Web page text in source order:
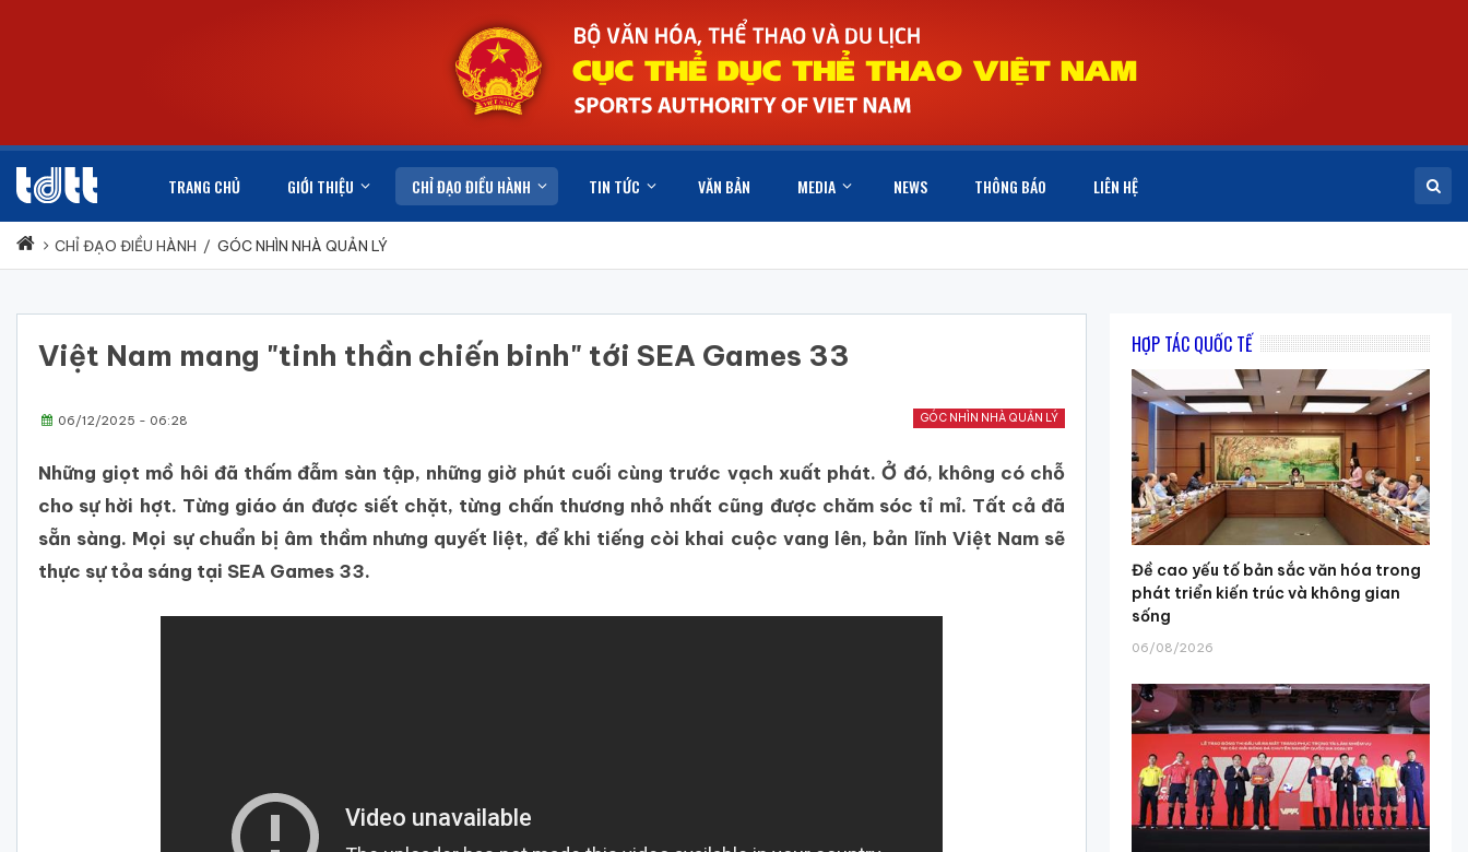
TRANG CHỦ GIỚI THIỆU CHỈ ĐẠO ĐIỀU HÀNH TIN TỨC VĂN BẢN MEDIA NEWS THÔNG BÁO LIÊN HỆ
CHỈ ĐẠO ĐIỀU HÀNH / GÓC NHÌN NHÀ QUẢN LÝ
Việt Nam mang "tinh thần chiến binh" tới SEA Games 33
GÓC NHÌN NHÀ QUẢN LÝ
06/12/2025 - 06:28
Những giọt mồ hôi đã thấm đẫm sàn tập, những giờ phút cuối cùng trước vạch xuất phát. Ở đó, không có chỗ
cho sự hời hợt. Từng giáo án được siết chặt, từng chấn thương nhỏ nhất cũng được chăm sóc tỉ mỉ. Tất cả đã
sẵn sàng. Mọi sự chuẩn bị âm thầm nhưng quyết liệt, để khi tiếng còi khai cuộc vang lên, bản lĩnh Việt Nam sẽ
thực sự tỏa sáng tại SEA Games 33.
HỢP TÁC QUỐC TẾ
Đề cao yếu tố bản sắc văn hóa trong
phát triển kiến trúc và không gian
sống
06/08/2026